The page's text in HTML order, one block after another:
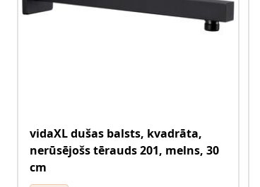
vidaXL dušas balsts, kvadrāta,
nerūsējošs tērauds 201, melns, 30
cm